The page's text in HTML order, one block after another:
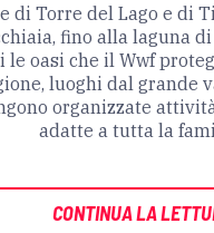
di Torre del Lago e di
fino alla laguna
le oasi che il Wwf
luoghi dal grande
organizzate
adatte a tutta la
CONTINUA LA